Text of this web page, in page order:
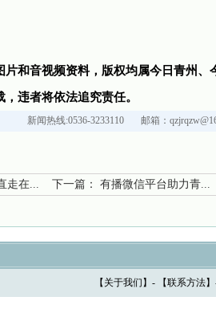
片和音视频资料，版权均属今日青州、
违者将依法追究责任。
新闻热线:0536-3233110 邮箱：
走在... 下一篇： 有播微信平台助力青...
【 关于我们 】- 【联系方法